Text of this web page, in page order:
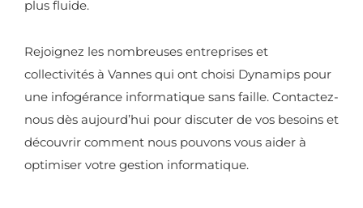
plus fluide.
Rejoignez les nombreuses entreprises et
collectivités à Vannes qui ont choisi Dynamips pour
une infogérance informatique sans faille. Contactez-
nous dès aujourd’hui pour discuter de vos besoins et
découvrir comment nous pouvons vous aider à
optimiser votre gestion informatique.